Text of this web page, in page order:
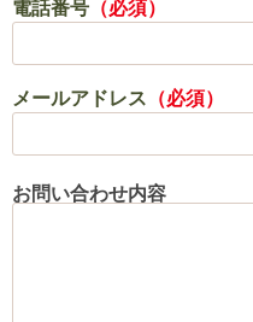
電話番号（必須）
メールアドレス （必須）
お問い合わせ内容